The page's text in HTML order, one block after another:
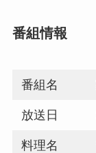
番組情報
番組名
放送日
料理名